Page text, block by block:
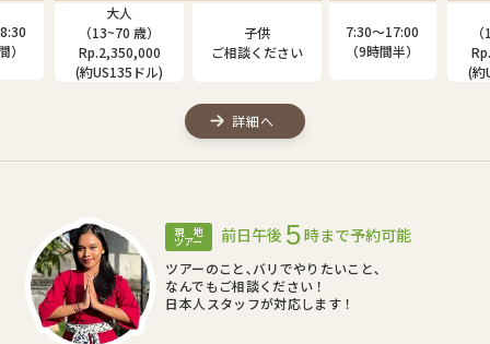
）
大人
（13~70 歳）
Rp.2,350,000
(約US135ドル)
子供
ご相談ください
7:30〜17:00
（9時間半）
詳細へ
(約
現 地
ツアー 前日午後 5時まで予約可能
ツアーのこと､バリでやりたいこと､
なんでもご相談ください！
日本人スタッフが対応します！